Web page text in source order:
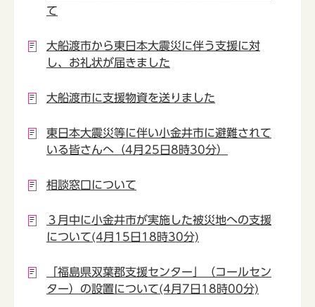
て
大船渡市から東日本大震災に伴う支援に対
し、お礼状が届きました
大船渡市に支援物資を送りました
東日本大震災等に伴い小金井市に避難されて
いる皆さんへ（4月25日8時30分）
相談窓口について
３月中に小金井市が実施した被災地への支援
について(4月15日18時30分)
「福島県双葉郡支援センター」（コールセン
ター）の設置について(4月7日18時00分)